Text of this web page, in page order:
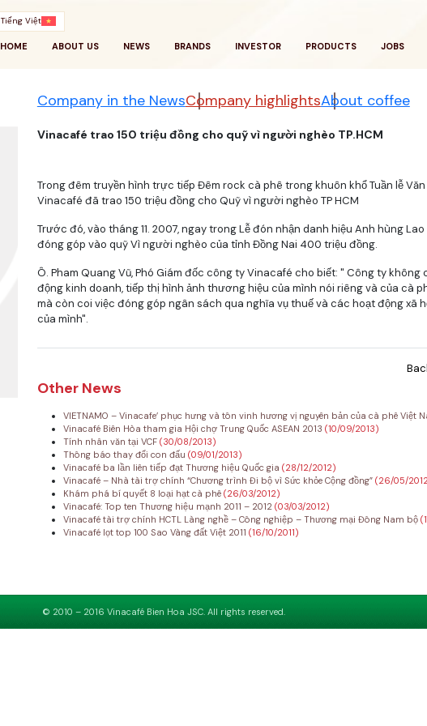
Tiếng Việt
HOME ABOUT US NEWS BRANDS INVESTOR PRODUCTS JOBS
Company in the NewsCompany highlightsAbout coffee
Vinacafé trao 150 triệu đồng cho quỹ vì người nghèo TP.HCM
Trong đêm truyền hình trực tiếp Đêm rock cà phê trong khuôn khổ Tuần lễ
Vinacafé đã trao 150 triệu đồng cho Quỹ vì người nghèo TP HCM
Trước đó, vào tháng 11. 2007, ngay trong Lễ đón nhận danh hiệu Anh hùng
đóng góp vào quỹ Vì người nghèo của tỉnh Đồng Nai 400 triệu đồng.
Ô. Pham Quang Vũ, Phó Giám đốc công ty Vinacafé cho biết: " Công ty
động kinh doanh, tiếp thị hình ảnh thương hiệu của mình nói riêng và của cà
mà còn coi việc đóng góp ngân sách qua nghĩa vụ thuế và các hoạt động xã
của mình".
Other News
VIETNAMO – Vinacafe’ phục hưng và tôn vinh hương vị nguyên bản của cà phê Việt
Vinacafé Biên Hòa tham gia Hội chợ Trung Quốc ASEAN 2013 (10/09/2013)
Tính nhân văn tại VCF (30/08/2013)
Thông báo thay đổi con đấu (09/01/2013)
Vinacafé ba lần liên tiếp đạt Thương hiệu Quốc gia (28/12/2012)
Vinacafé – Nhà tài trợ chính “Chương trình Đi bộ vì Sức khỏe Cộng đồng” (26/05/
Khám phá bí quyết 8 loại hạt cà phê (26/03/2012)
Vinacafé: Top ten Thương hiệu mạnh 2011 – 2012 (03/03/2012)
Vinacafé tài trợ chính HCTL Làng nghề – Công nghiệp – Thương mại Đông Nam bộ
Vinacafé lọt top 100 Sao Vàng đất Việt 2011 (16/10/2011)
© 2010 – 2016 Vinacafé Bien Hoa JSC. All rights reserved.